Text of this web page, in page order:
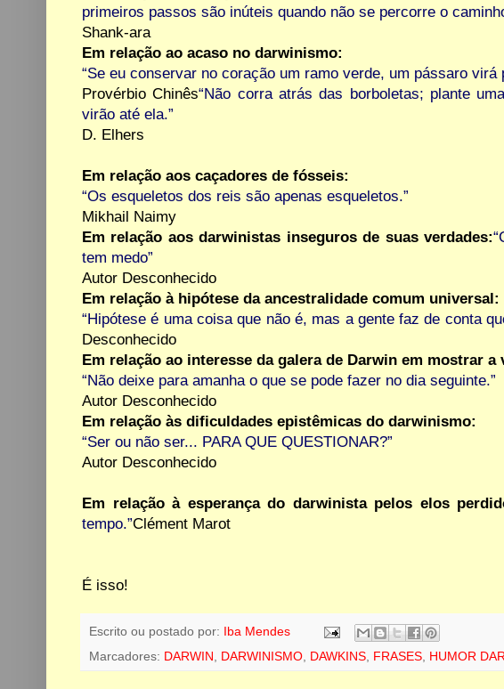
primeiros passos são inúteis quando não se percorre o
Shank-ara
Em relação ao acaso no darwinismo:
“Se eu conservar no coração um ramo verde, um pássaro virá
Provérbio Chinês“Não corra atrás das borboletas; plante
virão até ela.”
D. Elhers
Em relação aos caçadores de fósseis:
“Os esqueletos dos reis são apenas esqueletos.”
Mikhail Naimy
Em relação aos darwinistas inseguros de suas verdades:
tem medo”
Autor Desconhecido
Em relação à hipótese da ancestralidade comum universal:
“Hipótese é uma coisa que não é, mas a gente faz de conta
Desconhecido
Em relação ao interesse da galera de Darwin em mostrar a
“Não deixe para amanha o que se pode fazer no dia seguinte.”
Autor Desconhecido
Em relação às dificuldades epistêmicas do darwinismo:
“Ser ou não ser... PARA QUE QUESTIONAR?”
Autor Desconhecido
Em relação à esperança do darwinista pelos elos
tempo.”Clément Marot
É isso!
Escrito ou postado por: Iba Mendes
Marcadores: DARWIN DARWINISMO DAWKINS FRASES HUMOR